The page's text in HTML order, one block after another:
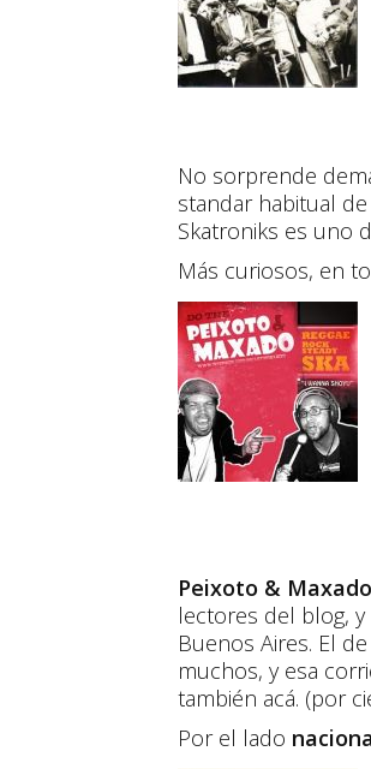
No sorprende
standar habitual
Skatroniks es uno
Más curiosos, en
Peixoto & Maxado
lectores del blog,
Buenos Aires. El de
muchos, y esa
también acá. (por
Por el lado